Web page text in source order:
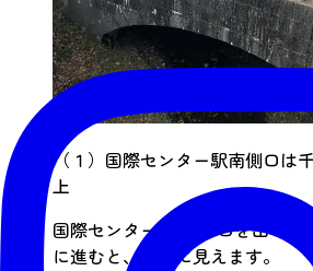
（１）国際センター駅南側口は
上
国際センター駅東1出口を出て右
に進むと、右手に見えます。